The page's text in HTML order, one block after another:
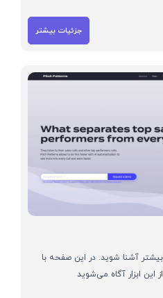
جزئیات بیشتر
با هوش مصنوعی Pitch Patterns بیشتر آشنا شوید. در این صفحه با
این ابزار آگاه می‌شوید